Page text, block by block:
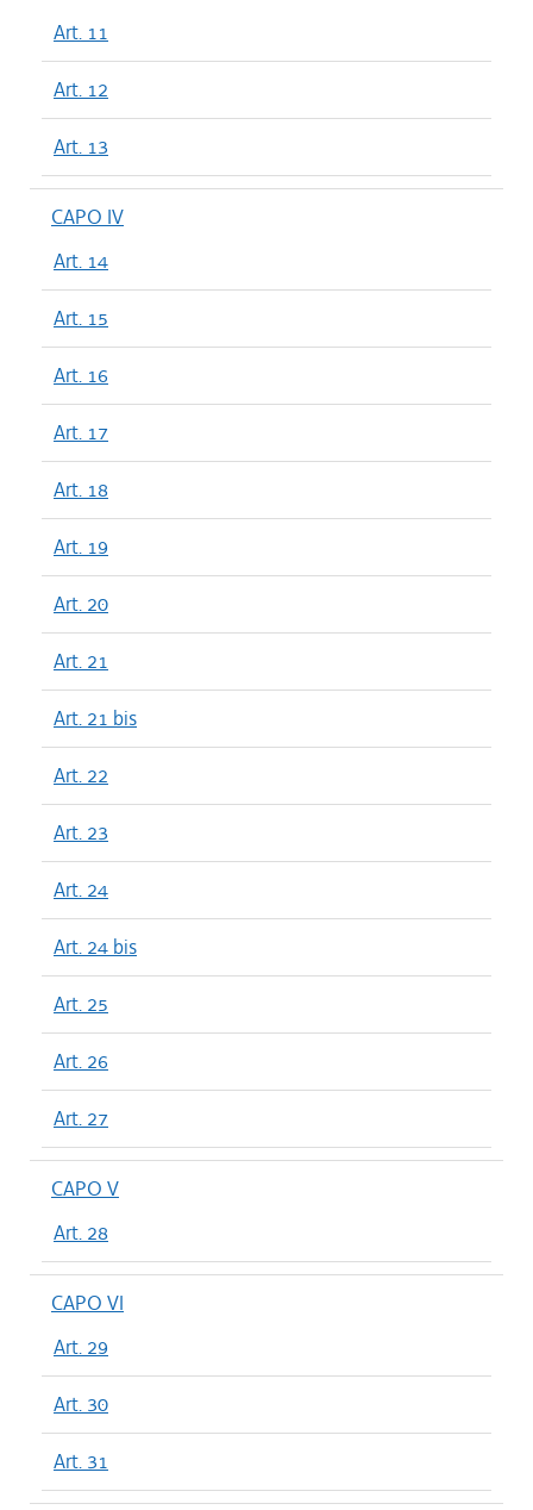
Art. 11
Art. 12
Art. 13
CAPO IV
Art. 14
Art. 15
Art. 16
Art. 17
Art. 18
Art. 19
Art. 20
Art. 21
Art. 21 bis
Art. 22
Art. 23
Art. 24
Art. 24 bis
Art. 25
Art. 26
Art. 27
CAPO V
Art. 28
CAPO VI
Art. 29
Art. 30
Art. 31